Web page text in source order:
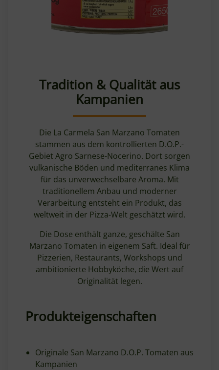
Tradition & Qualität aus
Kampanien
Die La Carmela San Marzano Tomaten
stammen aus dem kontrollierten D.O.P.-
Gebiet Agro Sarnese-Nocerino. Dort sorgen
vulkanische Böden und mediterranes Klima
für das unverwechselbare Aroma. Mit
traditionellem Anbau und moderner
Verarbeitung entsteht ein Produkt, das
weltweit in der Pizza-Welt geschätzt wird.
Die Dose enthält ganze, geschälte San
Marzano Tomaten in eigenem Saft. Ideal für
Pizzerien, Restaurants, Workshops und
ambitionierte Hobbyköche, die Wert auf
Originalität legen.
Produkteigenschaften
Originale San Marzano D.O.P. Tomaten aus
Kampanien